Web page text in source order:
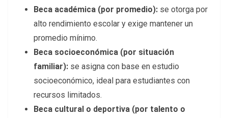
Beca académica (por promedio): se otorga por
alto rendimiento escolar y exige mantener un
promedio mínimo.
Beca socioeconómica (por situación
familiar): se asigna con base en estudio
socioeconómico, ideal para estudiantes con
recursos limitados.
Beca cultural o deportiva (por talento o